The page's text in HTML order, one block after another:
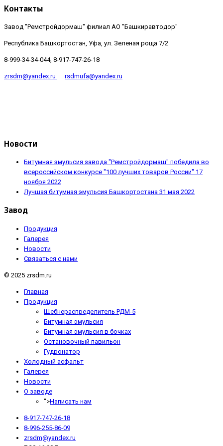
Контакты
Завод "Ремстройдормаш" филиал АО "Башкиравтодор"
Республика Башкортостан, Уфа, ул. Зеленая роща 7/2
8-999-34-34-044, 8-917-747-26-18
zrsdm@yandex.ru rsdmufa@yandex.ru
Новости
Битумная эмульсия завода "Ремстройдормаш" победила во
всероссийском конкурсе "100 лучших товаров России" 17
ноября 2022
Лучшая битумная эмульсия Башкортостана 31 мая 2022
Завод
Продукция
Галерея
Новости
Связаться с нами
© 2025 zrsdm.ru
Главная
Продукция
Щебнераспределитель РДМ-5
Битумная эмульсия
Битумная эмульсия в бочках
Остановочный павильон
Гудронатор
Холодный асфальт
Галерея
Новости
О заводе
">Написать нам
8-917-747-26-18
8-996-255-86-09
zrsdm@yandex.ru